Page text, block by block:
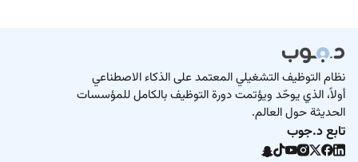
نظام التوظيف التشغيلي المعتمد على الذكاء الاصطناعي
أولاً، الذي يوحّد ويؤتمت دورة التوظيف بالكامل للمؤسسات
الحديثة حول العالم.
تابع د.جوب